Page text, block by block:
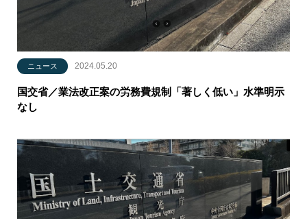
ニュース 2024.05.20
国交省／業法改正案の労務費規制「著しく低い」水準明示
なし